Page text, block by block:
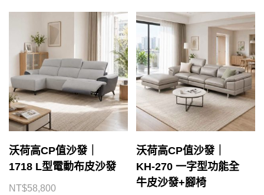
沃荷高CP值沙發｜
1718 L型電動布皮沙發
NT$58,800
沃荷高CP值沙發｜
KH-270 一字型功能全
牛皮沙發+腳椅